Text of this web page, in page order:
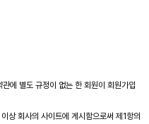
에 별도 규정이 없는 한 회원이 회원가입
상 회사의 사이트에 게시함으로써 제1항의